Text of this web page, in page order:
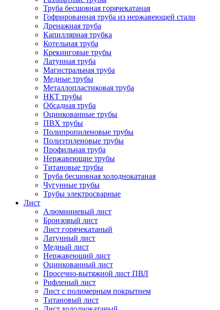
Труба бесшовная горячекатаная
Гофрированная труба из нержавеющей стали
Дренажная труба
Капиллярная трубка
Котельная труба
Крекинговые трубы
Латунная труба
Магистральная труба
Медные трубы
Металлопластиковая труба
НКТ трубы
Обсадная труба
Оцинкованные трубы
ПВХ трубы
Полипропиленовые трубы
Полиэтиленовые трубы
Профильная труба
Нержавеющие трубы
Титановые трубы
Труба бесшовная холоднокатаная
Чугунные трубы
Трубы электросварные
Лист
Алюминиевый лист
Бронзовый лист
Лист горячекатаный
Латунный лист
Медный лист
Нержавеющий лист
Оцинкованный лист
Просечно-вытяжной лист ПВЛ
Рифленый лист
Лист с полимерным покрытием
Титановый лист